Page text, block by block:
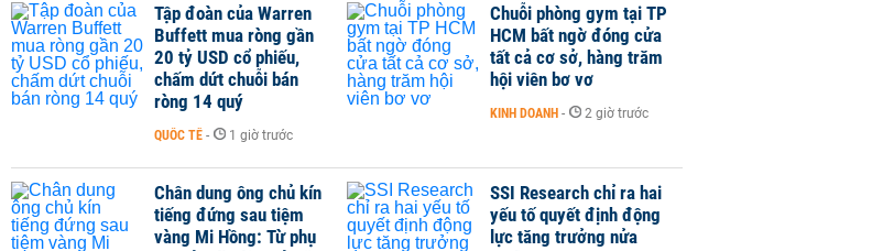
Tập đoàn của Warren
Buffett mua ròng gần
20 tỷ USD cổ phiếu,
chấm dứt chuỗi bán
ròng 14 quý
QUỐC TẾ - 1 giờ trước
Chuỗi phòng gym tại TP
HCM bất ngờ đóng cửa
tất cả cơ sở, hàng trăm
hội viên bơ vơ
KINH DOANH - 2 giờ trước
Chân dung ông chủ kín
tiếng đứng sau tiệm
vàng Mi Hồng: Từ phụ
SSI Research chỉ ra hai
yếu tố quyết định động
lực tăng trưởng nửa